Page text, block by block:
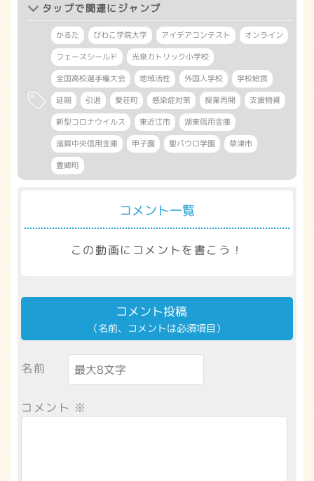
タップで関連にジャンプ
かるた びわこ学院大学 アイデアコンテスト
オンライン
フェースシールド
光泉カトリック小学校
全国高校選手権大会
地域活性 外国人学校
学校給食
延期
引退 愛荘町 感染症対策 授業再開
支援物資
新型コロナウイルス
東近江市
湖東信用金庫
滋賀中央信用金庫
甲子園 聖パウロ学園
草津市
豊郷町
コメント一覧
この動画にコメントを書こう！
コメント投稿
（名前、コメントは必須項目）
名前
コメント ※